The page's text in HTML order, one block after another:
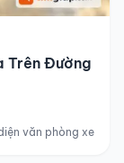
Trên Đường
văn phòng xe